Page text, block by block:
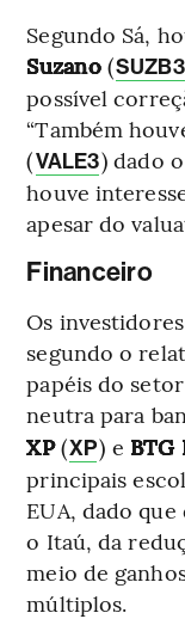
Segundo Sá,
Suzano(SUZB3
possível
“Também
(VALE3) dado
houve
apesar do
Financeiro
Os
segundo o
papéis do
neutra para
XP(XP) e BTG
principais
EUA, dado
o Itaú, da
meio de
múltiplos.